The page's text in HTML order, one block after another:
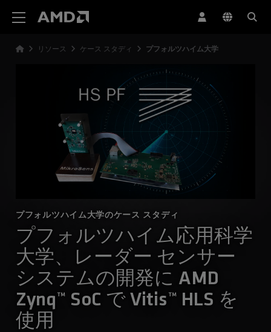
リソース ケース スタディ プフォルツハイム大学
プフォルツハイム大学のケース スタディ
プフォルツハイム応用科学
大学、レーダー センサー
システムの開発に AMD
Zynq™ SoC で Vitis™ HLS を
使用